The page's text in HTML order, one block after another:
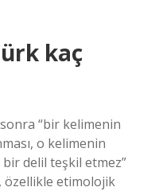
kaç
“bir kelimenin
o kelimenin
delil teşkil etmez”
özellikle etimolojik